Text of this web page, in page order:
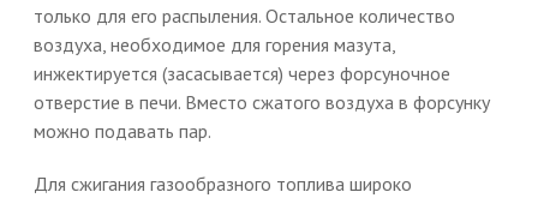
только для его распыления. Остальное количество
воздуха, необходимое для горения мазута,
инжектируется (засасывается) через форсуночное
отверстие в печи. Вместо сжатого воздуха в форсунку
можно подавать пар.
Для сжигания газообразного топлива широко